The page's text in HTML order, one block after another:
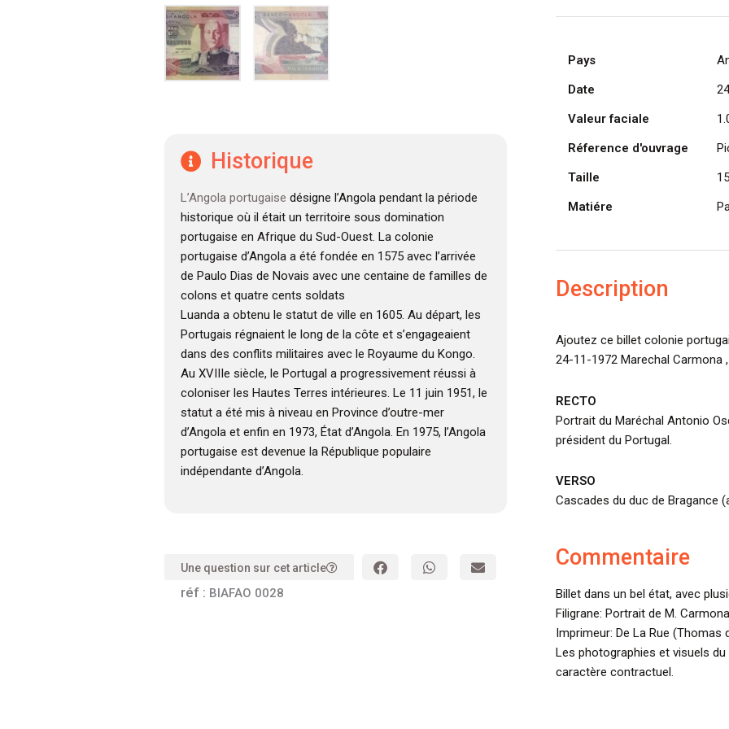
Historique
L’Angola portugaise désigne l’Angola pendant la période
historique où il était un territoire sous domination
portugaise en Afrique du Sud-Ouest. La colonie
portugaise d’Angola a été fondée en 1575 avec l’arrivée
de Paulo Dias de Novais avec une centaine de familles de
colons et quatre cents soldats
Luanda a obtenu le statut de ville en 1605. Au départ, les
Portugais régnaient le long de la côte et s’engageaient
dans des conflits militaires avec le Royaume du Kongo.
Au XVIIIe siècle, le Portugal a progressivement réussi à
coloniser les Hautes Terres intérieures. Le 11 juin 1951, le
statut a été mis à niveau en Province d’outre-mer
d’Angola et enfin en 1973, État d’Angola. En 1975, l’Angola
portugaise est devenue la République populaire
indépendante d’Angola.
Une question sur cet article
réf : BIAFAO 0028
colonie
1972,
Pays
Date
Valeur faciale
Réference d'ouvrage
Taille
Matiére
Description
Ajoutez ce billet colonie
24-11-1972 Marechal
RECTO
Portrait du Maréchal Antonio
président du Portugal.
VERSO
Cascades du duc de Bragance
Commentaire
Billet dans un bel état, avec
Filigrane: Portrait de M.
Imprimeur: De La Rue (Thomas
Les photographies et visuels
caractère contractuel.